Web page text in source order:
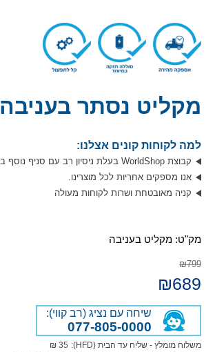
מקליט נסתר בעניבה
למה לקוחות קונים אצלנו:
קבוצת WorldShop בעלת ניסיון רב עם סניף נוסף בארה”ב.
אנו מספקים אחריות לכל מוצרינו.
קניה מאובטחת ושרות לקוחות מעולה
מק"ט: מקליט בעניבה
₪799
המחיר
המקורי
היה:
₪799.
₪689
הוא:
₪689.
שיחה עם נציג (רב קווי):
077-805-0000
משלוח מומלץ - שליח עד הבית (HFD):
35 ₪